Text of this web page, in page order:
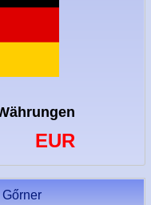
EUR
Gőrner